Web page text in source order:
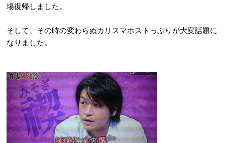
場復帰しました。
そして、その時の変わらぬカリスマホストっぷりが大変話題に
なりました。